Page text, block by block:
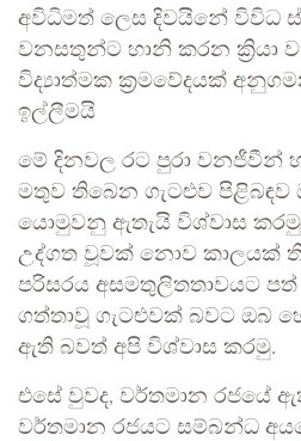
අවිධිමත් ලෙස දිවයිනේ විවිධ
වනසතුන්ට හානි කරන ක්‍රියා
විද්‍යාත්මක ක්‍රමවේදයක්
ඉල්ලීමයි
මේ දිනවල රට පුරා වනජීවීන්
මතුව තිබෙන ගැටළුව පිළිබඳව
යොමුවනු ඇතැයි විශ්වාස
උද්ගත වූවක් නොව කාලයක්
පරිසරය අසමතුලිතතාවයට
ගත්තාවූ ගැටළුවක් බවට ඔබ
ඇති බවත් අපි විශ්වාස කරමු.
එසේ වුවද, වර්තමාන රජයේ
වර්තමාන රජයට සම්බන්ධ